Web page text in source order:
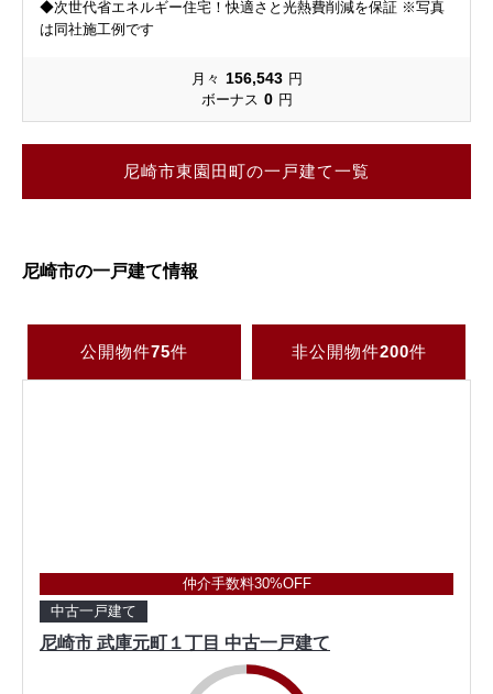
◆次世代省エネルギー住宅！快適さと光熱費削減を保証 ※写真
は同社施工例です
月々 156,543 円
ボーナス 0 円
尼崎市東園田町の一戸建て一覧
尼崎市の一戸建て情報
公開物件75件 非公開物件200件
仲介手数料30%OFF
中古一戸建て
尼崎市 武庫元町１丁目 中古一戸建て